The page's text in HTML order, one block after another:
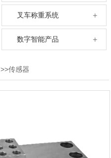
叉车称重系统
数字智能产品
>>传感器